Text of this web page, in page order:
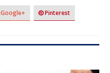
Google+ Pinterest